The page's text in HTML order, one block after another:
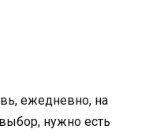
ежедневно, на
нужно есть